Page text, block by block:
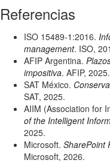
Referencias
ISO 15489-1:2016.
management. ISO,
AFIP Argentina.
impositiva. AFIP, 2025.
SAT México.
SAT, 2025.
AIIM (Association for
of the Intelligent
2025.
Microsoft. SharePoint
Microsoft, 2026.